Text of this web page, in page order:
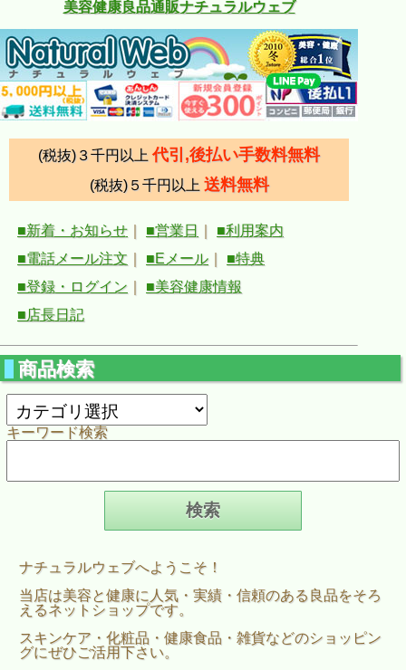
美容健康良品通販ナチュラルウェブ
(税抜)３千円以上 代引,後払い手数料無料
(税抜)５千円以上 送料無料
■新着・お知らせ ■営業日
■利用案内
■電話メール注文
■Eメール
■特典
■登録・ログイン
■美容健康情報
■店長日記
商品検索
キーワード検索
ナチュラルウェブへようこそ！
当店は美容と健康に人気・実績・信頼のある良品をそろ
えるネットショップです。
スキンケア・化粧品・健康食品・雑貨などのショッピン
グにぜひご活用下さい。